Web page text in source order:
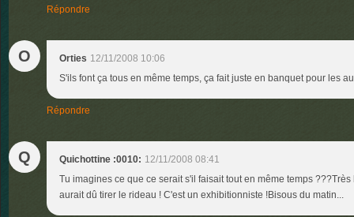
Répondre
O Orties 12/11/2008 10:06
S'ils font ça tous en même temps, ça fait juste en banquet pour les
Répondre
Q Quichottine :0010: 12/11/2008 08:41
Tu imagines ce que ce serait s'il faisait tout en même temps
aurait dû tirer le rideau ! C'est un exhibitionniste !Bisous du matin...